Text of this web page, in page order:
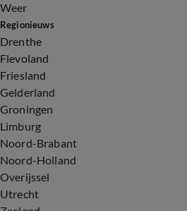
Weer
Regionieuws
Drenthe
Flevoland
Friesland
Gelderland
Groningen
Limburg
Noord-Brabant
Noord-Holland
Overijssel
Utrecht